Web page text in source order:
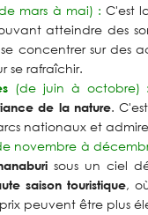
mars à mai) : C'est
atteindre des
concentrer sur des
se rafraîchir.
(de juin à octobre) :
de la nature.
nationaux et
novembre à
sous un ciel
saison touristique,
peuvent être plus